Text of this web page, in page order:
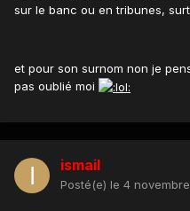
sur le banc ou en tribunes,
et pour son surnom non je
pas oublié moi
ismail
Posté(e) le 4